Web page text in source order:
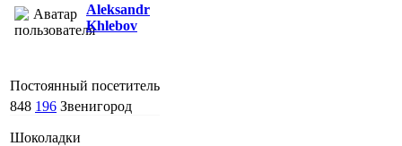
Aleksandr
Khlebov
Постоянный посетитель
848 196 Звенигород
Шоколадки